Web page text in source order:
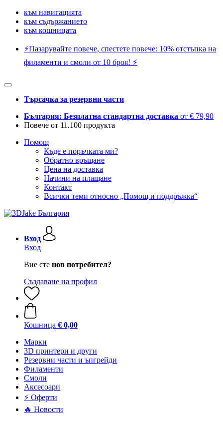
към навигацията
към съдържанието
към кошницата
⚡️Пазарувайте повече, спестете повече: 10% отстъпка на
филаменти и смоли от 10 броя! ⚡️
Търсачка за резервни части
България: Безплатна стандартна доставка от € 79,90
Повече от 11.100 продукта
Помощ
Къде е поръчката ми?
Обратно връщане
Цена на доставка
Начини на плащане
Контакт
Всички теми относно „Помощ и поддръжка“
Вход
Вход
Вие сте нов потребител?
Създаване на профил
Кошница € 0,00
Mарки
3D принтери и други
Резервни части и ъпгрейди
Филаменти
Смоли
Аксесоари
⚡ Оферти
🔥 Новости